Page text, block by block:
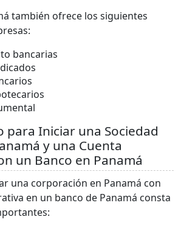
también ofrece los siguientes
bancarias
para Iniciar una Sociedad
y una Cuenta
un Banco en Panamá
una corporación en Panamá con
en un banco de Panamá consta